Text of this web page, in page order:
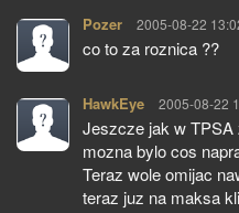
Pozer pisze:
2005-08-22
co to za roznica ??
HawkEye pisze:
2005-08-22
Jeszcze jak w TPSA
mozna bylo cos
Teraz wole omijac
teraz juz na maksa